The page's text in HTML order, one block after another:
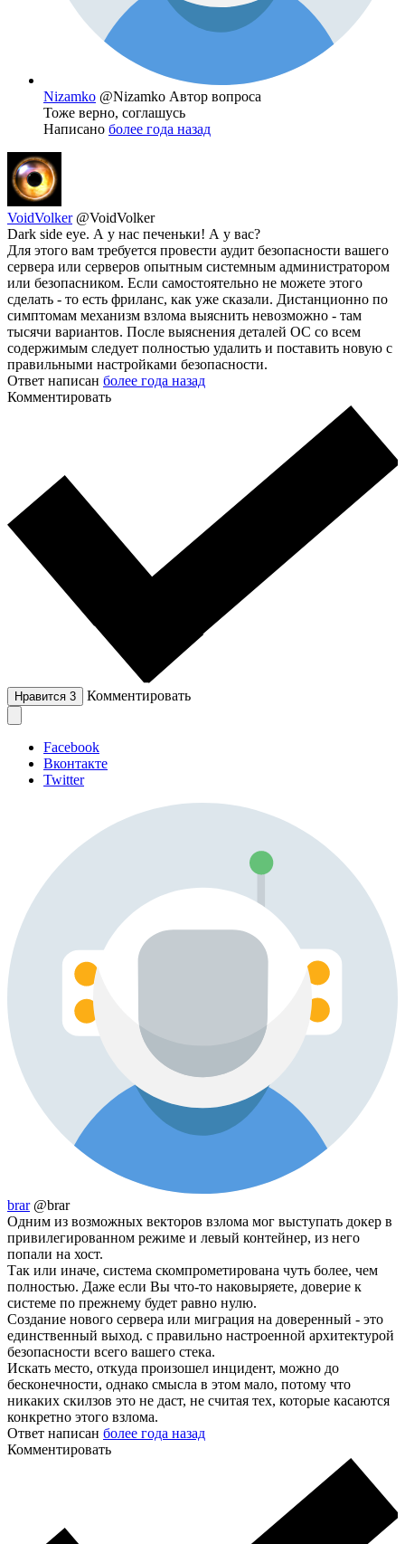
Nizamko @Nizamko Автор вопроса
Тоже верно, соглашусь
Написано более года назад
VoidVolker @VoidVolker
Dark side eye. А у нас печеньки! А у вас?
Для этого вам требуется провести аудит безопасности вашего
сервера или серверов опытным системным администратором
или безопасником. Если самостоятельно не можете этого
сделать - то есть фриланс, как уже сказали. Дистанционно по
симптомам механизм взлома выяснить невозможно - там
тысячи вариантов. После выяснения деталей ОС со всем
содержимым следует полностью удалить и поставить новую с
правильными настройками безопасности.
Ответ написан более года назад
Комментировать
Нравится 3 Комментировать
Facebook
Вконтакте
Twitter
brar @brar
Одним из возможных векторов взлома мог выступать докер в
привилегированном режиме и левый контейнер, из него
попали на хост.
Так или иначе, система скомпрометирована чуть более, чем
полностью. Даже если Вы что-то наковыряете, доверие к
системе по прежнему будет равно нулю.
Создание нового сервера или миграция на доверенный - это
единственный выход. с правильно настроенной архитектурой
безопасности всего вашего стека.
Искать место, откуда произошел инцидент, можно до
бесконечности, однако смысла в этом мало, потому что
никаких скилзов это не даст, не считая тех, которые касаются
конкретно этого взлома.
Ответ написан более года назад
Комментировать